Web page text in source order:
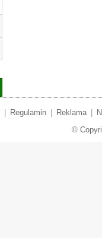
Regulamin Reklama
©